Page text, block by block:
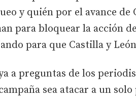
y quién por el avance de
para bloquear la acción
para que Castilla y
a preguntas de los
sea atacar a un